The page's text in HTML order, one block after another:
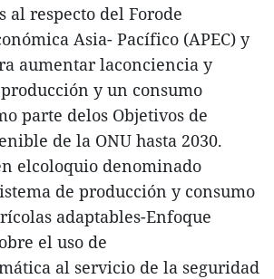
al respecto del Forode
Asia- Pacífico (APEC) y
aumentar laconciencia y
y un consumo
parte delos Objetivos de
de la ONU hasta 2030.
elcoloquio denominado
de producción y consumo
adaptables-Enfoque
el uso de
al servicio de la seguridad